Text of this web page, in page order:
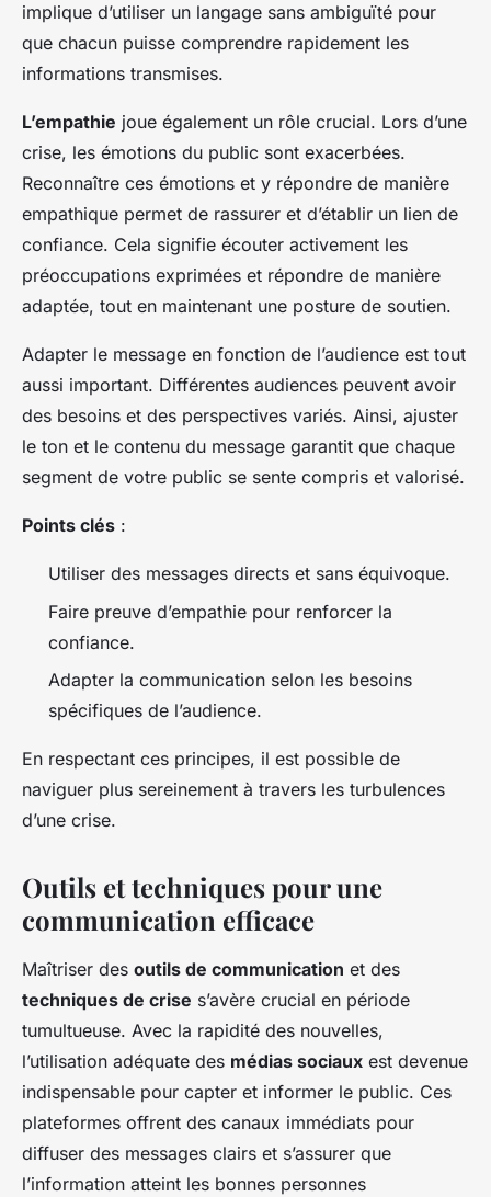
implique d’utiliser un langage sans ambiguïté pour
que chacun puisse comprendre rapidement les
informations transmises.
L’empathie joue également un rôle crucial. Lors d’une
crise, les émotions du public sont exacerbées.
Reconnaître ces émotions et y répondre de manière
empathique permet de rassurer et d’établir un lien de
confiance. Cela signifie écouter activement les
préoccupations exprimées et répondre de manière
adaptée, tout en maintenant une posture de soutien.
Adapter le message en fonction de l’audience est tout
aussi important. Différentes audiences peuvent avoir
des besoins et des perspectives variés. Ainsi, ajuster
le ton et le contenu du message garantit que chaque
segment de votre public se sente compris et valorisé.
Points clés :
Utiliser des messages directs et sans équivoque.
Faire preuve d’empathie pour renforcer la
confiance.
Adapter la communication selon les besoins
spécifiques de l’audience.
En respectant ces principes, il est possible de
naviguer plus sereinement à travers les turbulences
d’une crise.
Outils et techniques pour une
communication efficace
Maîtriser des outils de communication et des
techniques de crise s’avère crucial en période
tumultueuse. Avec la rapidité des nouvelles,
l’utilisation adéquate des médias sociaux est devenue
indispensable pour capter et informer le public. Ces
plateformes offrent des canaux immédiats pour
diffuser des messages clairs et s’assurer que
l’information atteint les bonnes personnes